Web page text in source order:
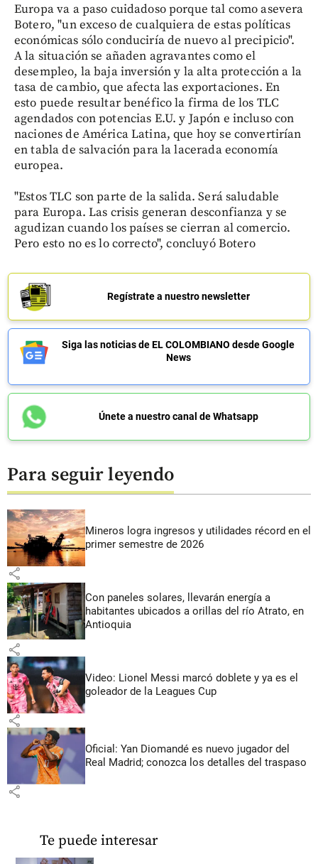
Europa va a paso cuidadoso porque tal como asevera
Botero, "un exceso de cualquiera de estas políticas
económicas sólo conduciría de nuevo al precipicio".
A la situación se añaden agravantes como el
desempleo, la baja inversión y la alta protección a la
tasa de cambio, que afecta las exportaciones. En
esto puede resultar benéfico la firma de los TLC
agendados con potencias E.U. y Japón e incluso con
naciones de América Latina, que hoy se convertirían
en tabla de salvación para la lacerada economía
europea.
"Estos TLC son parte de la salida. Será saludable
para Europa. Las crisis generan desconfianza y se
agudizan cuando los países se cierran al comercio.
Pero esto no es lo correcto", concluyó Botero
Regístrate a nuestro newsletter
Siga las noticias de EL COLOMBIANO desde Google
News
Únete a nuestro canal de Whatsapp
Para seguir leyendo
Mineros logra ingresos y utilidades récord en el
primer semestre de 2026
share
Con paneles solares, llevarán energía a
habitantes ubicados a orillas del río Atrato, en
Antioquia
share
Video: Lionel Messi marcó doblete y ya es el
goleador de la Leagues Cup
share
Oficial: Yan Diomandé es nuevo jugador del
Real Madrid; conozca los detalles del traspaso
share
Te puede interesar